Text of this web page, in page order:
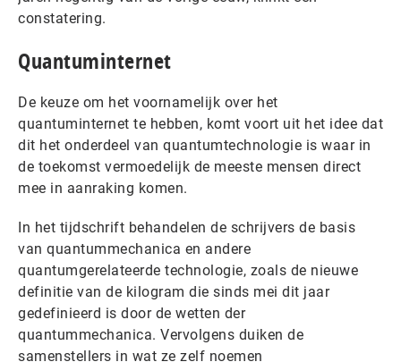
constatering.
Quantuminternet
De keuze om het voornamelijk over het
quantuminternet te hebben, komt voort uit het idee dat
dit het onderdeel van quantumtechnologie is waar in
de toekomst vermoedelijk de meeste mensen direct
mee in aanraking komen.
In het tijdschrift behandelen de schrijvers de basis
van quantummechanica en andere
quantumgerelateerde technologie, zoals de nieuwe
definitie van de kilogram die sinds mei dit jaar
gedefinieerd is door de wetten der
quantummechanica. Vervolgens duiken de
samenstellers in wat ze zelf noemen